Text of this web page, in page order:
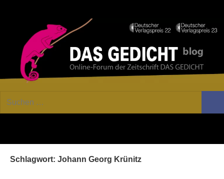
GEDICHT
Forum
von
Suchen
Schlagwort: Johann Georg Krünitz